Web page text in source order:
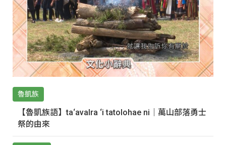
魯凱族
【魯凱族語】ta‘avalra ‘i tatolohae ni｜萬山部落勇士
祭的由來